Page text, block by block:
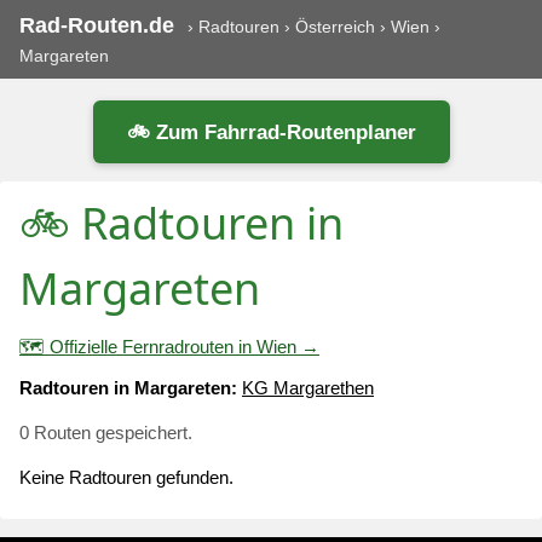
Rad-Routen.de › Radtouren › Österreich › Wien ›
Margareten
🚲 Zum Fahrrad-Routenplaner
🚲 Radtouren in
Margareten
🗺️ Offizielle Fernradrouten in Wien →
Radtouren in Margareten: KG Margarethen
0 Routen gespeichert.
Keine Radtouren gefunden.